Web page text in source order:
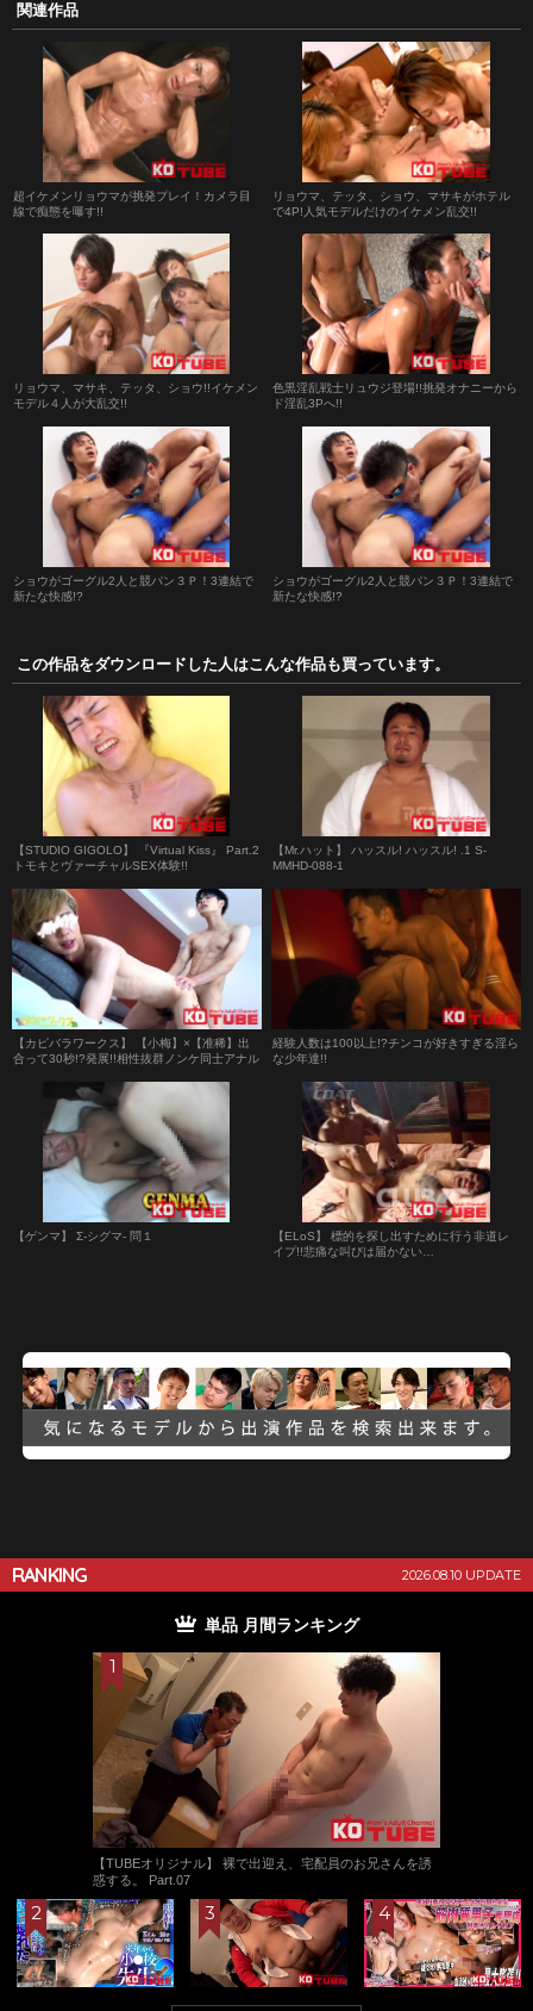
関連作品
超イケメンリョウマが挑発プレイ！カメラ目
線で痴態を曝す!!
リョウマ、テッタ、ショウ、マサキがホテル
で4P!人気モデルだけのイケメン乱交!!
リョウマ、マサキ、テッタ、ショウ!!イケメン
モデル４人が大乱交!!
色黒淫乱戦士リュウジ登場!!挑発オナニーから
ド淫乱3Pへ!!
ショウがゴーグル2人と競パン３Ｐ！3連結で
新たな快感!?
ショウがゴーグル2人と競パン３Ｐ！3連結で
新たな快感!?
この作品をダウンロードした人はこんな作品も買っています。
【STUDIO GIGOLO】 『Virtual Kiss』 Part.2
トモキとヴァーチャルSEX体験!!
【Mr.ハット】 ハッスル! ハッスル! .1 S-
MMHD-088-1
【カピバラワークス】 【小梅】×【准稀】出
合って30秒!?発展!!相性抜群ノンケ同士アナル
経験人数は100以上!?チンコが好きすぎる淫ら
な少年達!!
【ゲンマ】 Σ-シグマ- 問１
【ELoS】 標的を探し出すために行う非道レ
イプ!!悲痛な叫びは届かない…
RANKING 2026.08.10 UPDATE
単品 月間ランキング
【TUBEオリジナル】 裸で出迎え、宅配員のお兄さんを誘
惑する。 Part.07